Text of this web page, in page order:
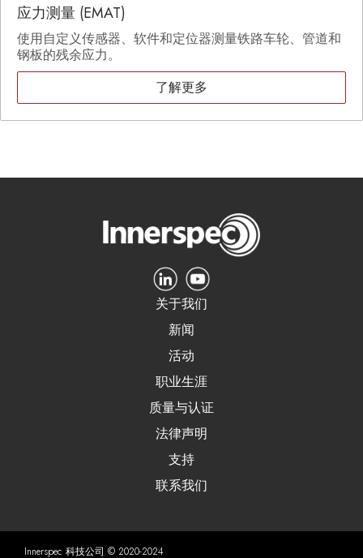
应力测量 (EMAT)
使用自定义传感器、软件和定位器测量铁路车轮、管道和
钢板的残余应力。
了解更多
关于我们
新闻
活动
职业生涯
质量与认证
法律声明
支持
联系我们
Innerspec 科技公司 © 2020-2024